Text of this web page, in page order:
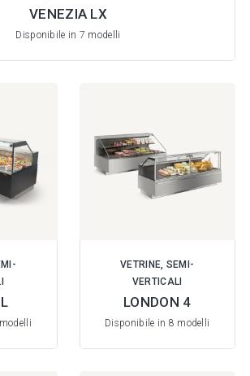
VENEZIA LX
Disponibile in 7 modelli
VETRINE, SEMI-
VERTICALI
LONDON 4
Disponibile in 8 modelli